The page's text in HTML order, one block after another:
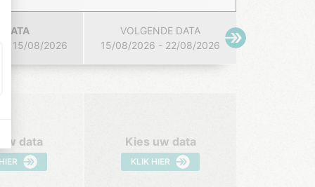
DATA
- 15/08/2026
VOLGENDE DATA
15/08/2026 - 22/08/2026
uw data Kies uw data
KLIK HIER